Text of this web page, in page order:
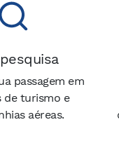
passagem em
de turismo e
aéreas.